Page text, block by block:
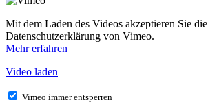
Mit dem Laden des Videos akzeptieren Sie die
Datenschutzerklärung von Vimeo.
Mehr erfahren
Video laden
Vimeo immer entsperren